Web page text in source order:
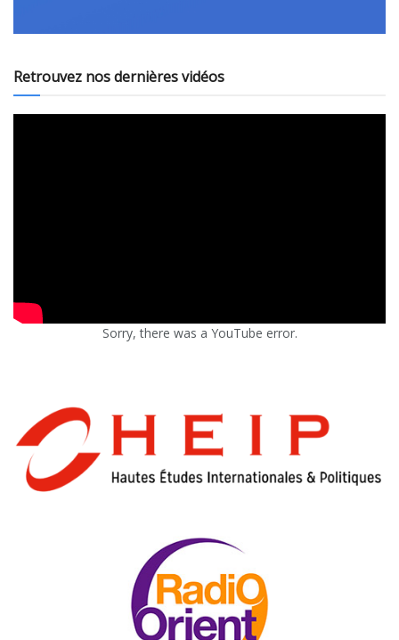
Retrouvez nos dernières vidéos
Sorry, there was a YouTube error.